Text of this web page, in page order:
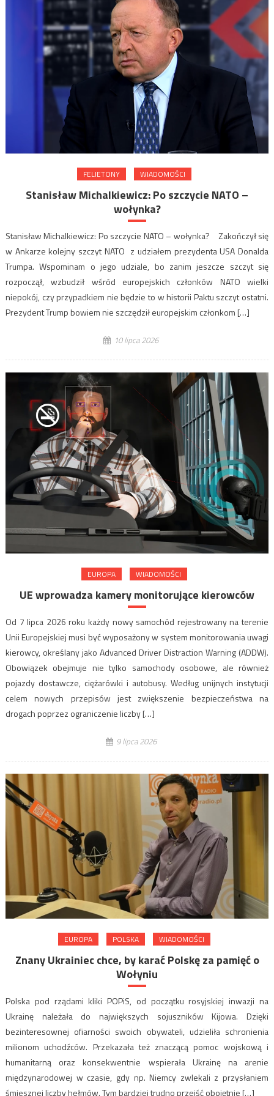
FELIETONY WIADOMOŚCI
Stanisław Michalkiewicz: Po szczycie NATO –
wołynka?
Stanisław Michalkiewicz: Po szczycie NATO – wołynka? Zakończył się
w Ankarze kolejny szczyt NATO z udziałem prezydenta USA Donalda
Trumpa. Wspominam o jego udziale, bo zanim jeszcze szczyt się
rozpoczął, wzbudził wśród europejskich członków NATO wielki
niepokój, czy przypadkiem nie będzie to w historii Paktu szczyt ostatni.
Prezydent Trump bowiem nie szczędził europejskim członkom […]
10 lipca 2026
EUROPA WIADOMOŚCI
UE wprowadza kamery monitorujące kierowców
Od 7 lipca 2026 roku każdy nowy samochód rejestrowany na terenie
Unii Europejskiej musi być wyposażony w system monitorowania uwagi
kierowcy, określany jako Advanced Driver Distraction Warning (ADDW).
Obowiązek obejmuje nie tylko samochody osobowe, ale również
pojazdy dostawcze, ciężarówki i autobusy. Według unijnych instytucji
celem nowych przepisów jest zwiększenie bezpieczeństwa na
drogach poprzez ograniczenie liczby […]
9 lipca 2026
EUROPA POLSKA WIADOMOŚCI
Znany Ukrainiec chce, by karać Polskę za pamięć o
Wołyniu
Polska pod rządami kliki POPiS, od początku rosyjskiej inwazji na
Ukrainę należała do największych sojuszników Kijowa. Dzięki
bezinteresownej ofiarności swoich obywateli, udzieliła schronienia
milionom uchodźców. Przekazała też znaczącą pomoc wojskową i
humanitarną oraz konsekwentnie wspierała Ukrainę na arenie
międzynarodowej w czasie, gdy np. Niemcy zwlekali z przysłaniem
śmiesznej liczby hełmów. Tym bardziej trudno przejść obojętnie […]